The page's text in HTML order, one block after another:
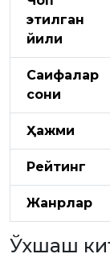
этилган
йили
Саҳифалар
сони
Ҳажми
Рейтинг
Жанрлар
Ўхшаш